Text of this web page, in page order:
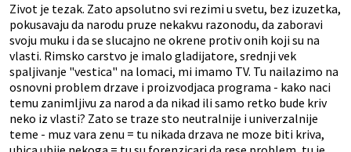
Zivot je tezak. Zato apsolutno svi rezimi u svetu, bez izuzetka,
pokusavaju da narodu pruze nekakvu razonodu, da zaboravi
svoju muku i da se slucajno ne okrene protiv onih koji su na
vlasti. Rimsko carstvo je imalo gladijatore, srednji vek
spaljivanje "vestica" na lomaci, mi imamo TV. Tu nailazimo na
osnovni problem drzave i proizvodjaca programa - kako naci
temu zanimljivu za narod a da nikad ili samo retko bude kriv
neko iz vlasti? Zato se traze sto neutralnije i univerzalnije
teme - muz vara zenu = tu nikada drzava ne moze biti kriva,